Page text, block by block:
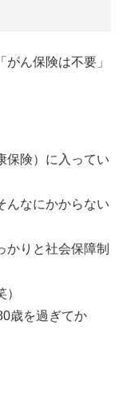
ん保険は不要」
保険）に入ってい
んなにかからない
りと社会保障制
歳を過ぎてか